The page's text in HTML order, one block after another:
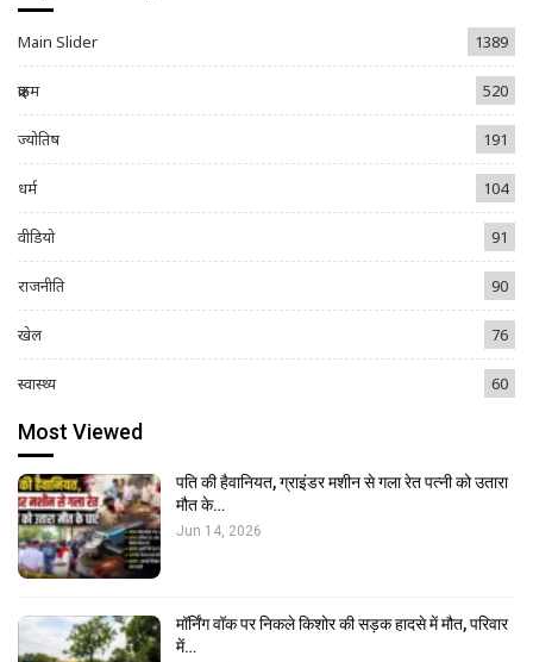
Main Slider 1389
क्राइम 520
ज्योतिष 191
धर्म 104
वीडियो 91
राजनीति 90
खेल 76
स्वास्थ्य 60
Most Viewed
पति की हैवानियत, ग्राइंडर मशीन से गला रेत पत्नी को उतारा
मौत के…
Jun 14, 2026
मॉर्निंग वॉक पर निकले किशोर की सड़क हादसे में मौत, परिवार
में…